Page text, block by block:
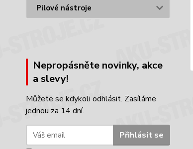
Pilové nástroje
Nepropásněte novinky, akce
a slevy!
Můžete se kdykoli odhlásit. Zasíláme
jednou za 14 dní.
Přihlásit se